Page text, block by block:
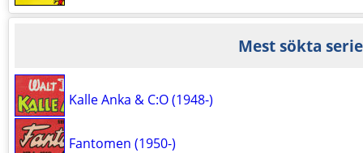
Mest sökta
Kalle Anka & C:O (1948-)
Fantomen (1950-)